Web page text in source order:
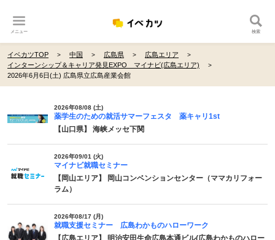
メニュー 検索
イベカツTOP 中国 広島県
広島エリア
インターンシップ＆キャリア発見EXPO マイナビ(広島エリア)
2026年6月6日(土) 広島県立広島産業会館
2026年08/08 (土)
薬学生のための就活サマーフェスタ 薬キャリ1st
【山口県】 海峡メッセ下関
2026年09/01 (火)
マイナビ就職セミナー
【岡山エリア】 岡山コンベンションセンター（ママカリフォー
ラム）
2026年08/17 (月)
就職支援セミナー 広島わかものハローワーク
【広島エリア】 明治安田生命広島本通ビル(広島わかものハロー